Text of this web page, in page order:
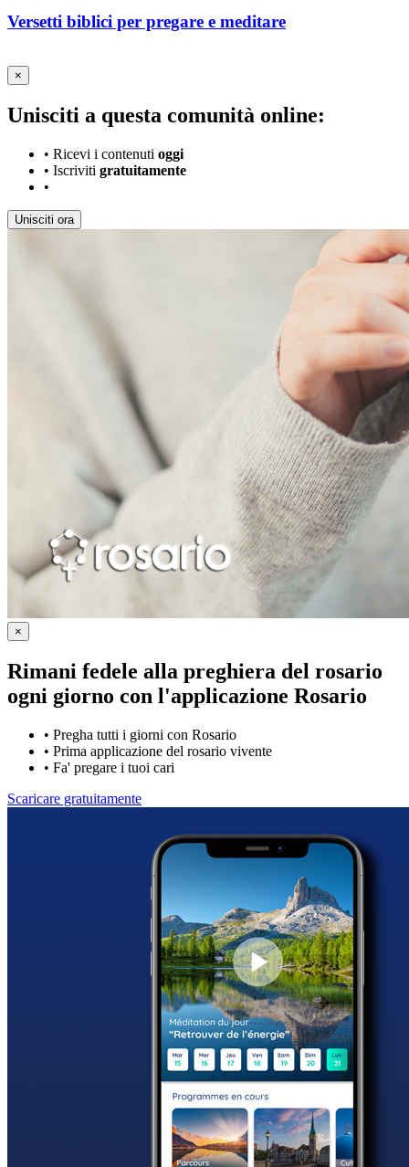
Versetti biblici per pregare e meditare
×
Unisciti a questa comunità online:
• Ricevi i contenuti oggi
• Iscriviti gratuitamente
•
Unisciti ora
×
Rimani fedele alla preghiera del rosario
ogni giorno con l'applicazione Rosario
• Pregha tutti i giorni con Rosario
• Prima applicazione del rosario vivente
• Fa' pregare i tuoi cari
Scaricare gratuitamente